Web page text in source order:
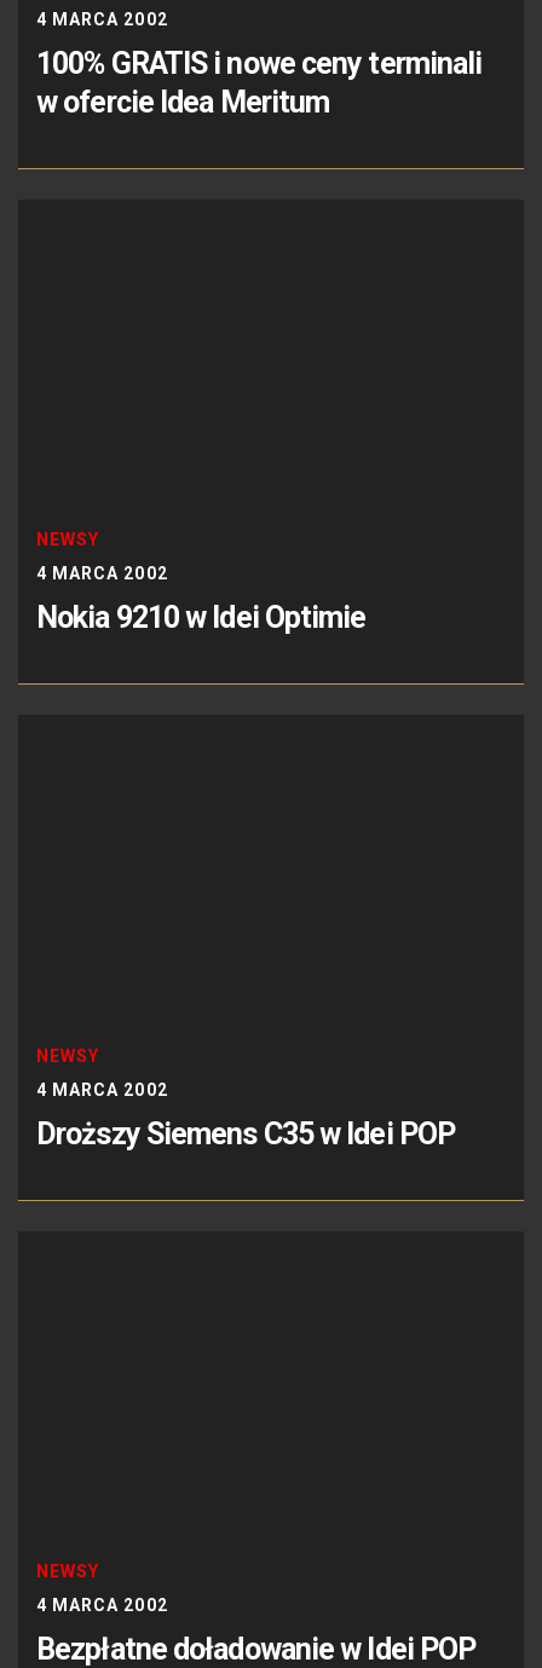
4 MARCA 2002
100% GRATIS i nowe ceny terminali
w ofercie Idea Meritum
NEWSY
4 MARCA 2002
Nokia 9210 w Idei Optimie
NEWSY
4 MARCA 2002
Droższy Siemens C35 w Idei POP
NEWSY
4 MARCA 2002
Bezpłatne doładowanie w Idei POP